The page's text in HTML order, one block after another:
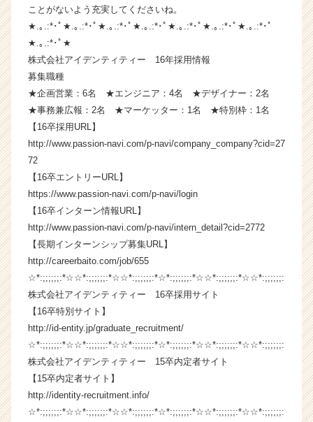
く
就
サ
ア
ャ
ア
（C
e
e
r
C
a
r
ことがないよう充実してくださいね。
★.｡.:*･ﾟ★.｡.:*･ﾟ★.｡.:*･ﾟ★.｡.:*･ﾟ★.｡.:*･ﾟ★.｡.:*･ﾟ★.｡.:*･ﾟ
★.｡.:*･ﾟ★
株式会社アイデンティティー 16年採用情報
募集職種
★企画営業：6名 ★エンジニア：4名 ★デザイナー：2名
★事務兼広報：2名 ★マーケッター：1名 ★特別枠：1名
【16卒採用URL】
http://www.passion-navi.com/p-navi/company_company?cid=27
72
【16卒エントリーURL】
https://www.passion-navi.com/p-navi/login
【16卒インターン情報URL】
http://www.passion-navi.com/p-navi/intern_detail?cid=2772
【長期インターンシップ募集URL】
http://careerbaito.com/job/655
☆*:;;;;;;:*☆☆*:;;;;;;:*☆☆*:;;;;;;:*☆*:;;;;;;:*☆☆*:;;;;;;:*☆☆*:;;;;;;:
株式会社アイデンティティー 16卒採用サイト
【16卒特別サイト】
http://id-entity.jp/graduate_recruitment/
☆*:;;;;;;:*☆☆*:;;;;;;:*☆☆*:;;;;;;:*☆*:;;;;;;:*☆☆*:;;;;;;:*☆☆*:;;;;;;:
株式会社アイデンティティー 15卒内定者サイト
【15卒内定者サイト】
http://identity-recruitment.info/
☆*:;;;;;;:*☆☆*:;;;;;;:*☆☆*:;;;;;;:*☆*:;;;;;;:*☆☆*:;;;;;;:*☆☆*:;;;;;;: